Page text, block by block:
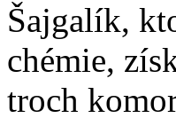
Šajgalík,
chémie,
troch